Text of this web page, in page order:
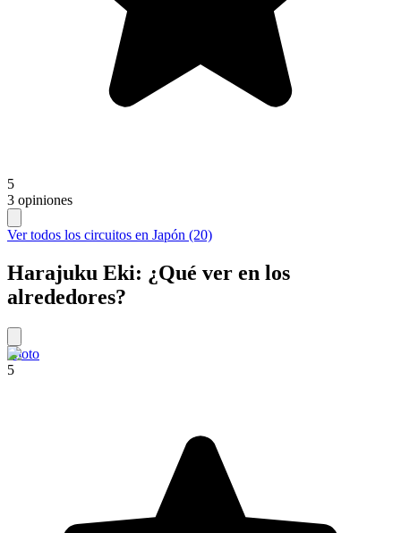
5
3 opiniones
Ver todos los circuitos en Japón (20)
Harajuku Eki: ¿Qué ver en los
alrededores?
Kioto
5